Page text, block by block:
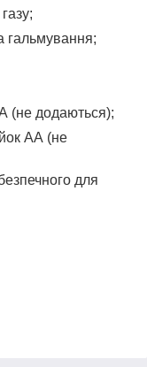
гальмування;
(не додаються);
АА (не
для